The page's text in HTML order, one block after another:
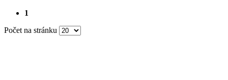
1
Počet na stránku